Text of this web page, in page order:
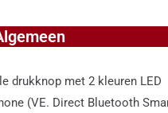
2 kleuren LED
Direct Bluetooth